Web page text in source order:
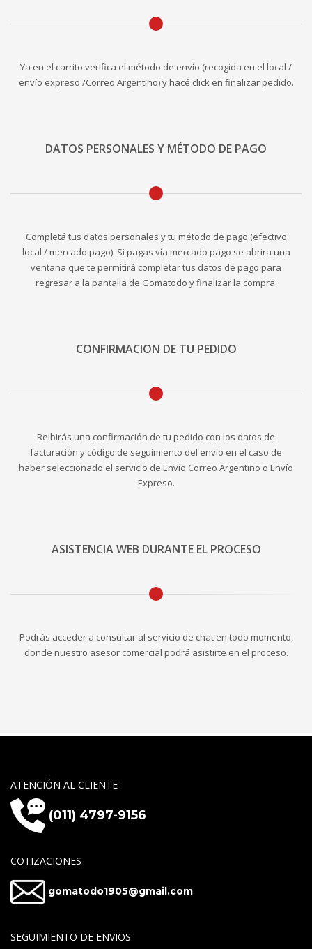
Ya en el carrito verifica el método de envío (recogida en el local /
envío expreso /Correo Argentino) y hacé click en finalizar pedido.
DATOS PERSONALES Y MÉTODO DE PAGO
Completá tus datos personales y tu método de pago (efectivo
local / mercado pago). Si pagas vía mercado pago se abrira una
ventana que te permitirá completar tus datos de pago para
regresar a la pantalla de Gomatodo y finalizar la compra.
CONFIRMACION DE TU PEDIDO
Reibirás una confirmación de tu pedido con los datos de
facturación y código de seguimiento del envío en el caso de
haber seleccionado el servicio de Envío Correo Argentino o Envío
Expreso.
ASISTENCIA WEB DURANTE EL PROCESO
Podrás acceder a consultar al servicio de chat en todo momento,
donde nuestro asesor comercial podrá asistirte en el proceso.
ATENCIÓN AL CLIENTE
(011) 4797-9156
COTIZACIONES
gomatodo1905@gmail.com
SEGUIMIENTO DE ENVIOS